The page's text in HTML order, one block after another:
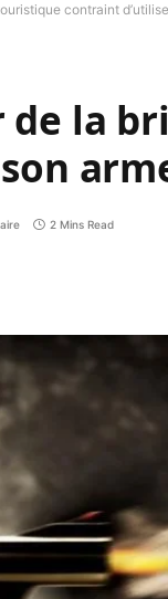
contraint
de la
2 Mins Read